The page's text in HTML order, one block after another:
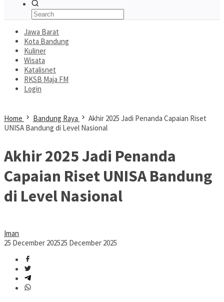
Jawa Barat
Kota Bandung
Kuliner
Wisata
Katalisnet
RKSB Maja FM
Login
Home Bandung Raya
Akhir 2025 Jadi Penanda Capaian Riset
UNISA Bandung di Level Nasional
Akhir 2025 Jadi Penanda
Capaian Riset UNISA Bandung
di Level Nasional
Iman
25 December 202525 December 2025